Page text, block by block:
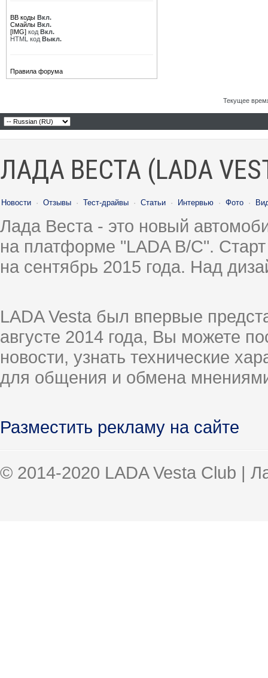
BB коды Вкл.
Смайлы Вкл.
[IMG] код Вкл.
HTML код Выкл.
Правила форума
Текущее
ЛАДА ВЕСТА (LADA
Новости · Отзывы · Тест-драйвы · Статьи · Интервью · Фото ·
Лада Веста - это новый
на платформе "LADA B/C".
на сентябрь 2015 года. Над
LADA Vesta был впервые
августе 2014 года, Вы можете
новости, узнать технические
для общения и обмена
Разместить рекламу на сайте
© 2014-2020 LADA Vesta Club |